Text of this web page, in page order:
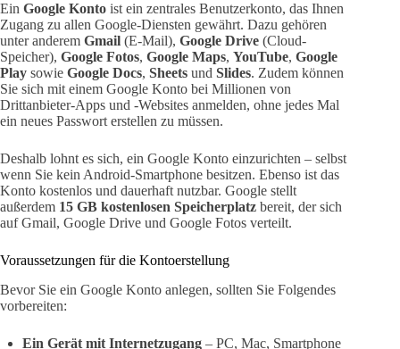
Ein Google Konto ist ein zentrales Benutzerkonto, das Ihnen
Zugang zu allen Google-Diensten gewährt. Dazu gehören
unter anderem Gmail (E-Mail), Google Drive (Cloud-
Speicher), Google Fotos, Google Maps, YouTube, Google
Play sowie Google Docs, Sheets und Slides. Zudem können
Sie sich mit einem Google Konto bei Millionen von
Drittanbieter-Apps und -Websites anmelden, ohne jedes Mal
ein neues Passwort erstellen zu müssen.
Deshalb lohnt es sich, ein Google Konto einzurichten – selbst
wenn Sie kein Android-Smartphone besitzen. Ebenso ist das
Konto kostenlos und dauerhaft nutzbar. Google stellt
außerdem 15 GB kostenlosen Speicherplatz bereit, der sich
auf Gmail, Google Drive und Google Fotos verteilt.
Voraussetzungen für die Kontoerstellung
Bevor Sie ein Google Konto anlegen, sollten Sie Folgendes
vorbereiten:
Ein Gerät mit Internetzugang – PC, Mac, Smartphone